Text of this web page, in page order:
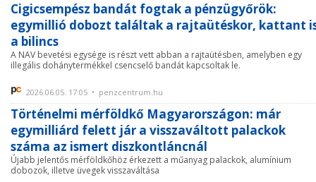
Cigicsempész bandát fogtak a pénzügyőrök:
egymillió dobozt találtak a rajtaütéskor, kattant
a bilincs
A NAV bevetési egysége is részt vett abban a rajtaütésben, amelyben egy
illegális dohánytermékkel csencselő bandát kapcsoltak le.
2026.06.05. 17:05 • penzcentrum.hu
Történelmi mérföldkő Magyarországon: már
egymilliárd felett jár a visszaváltott palackok
száma az ismert diszkontláncnál
Újabb jelentős mérföldkőhöz érkezett a műanyag palackok, alumínium
dobozok, illetve üvegek visszaváltása